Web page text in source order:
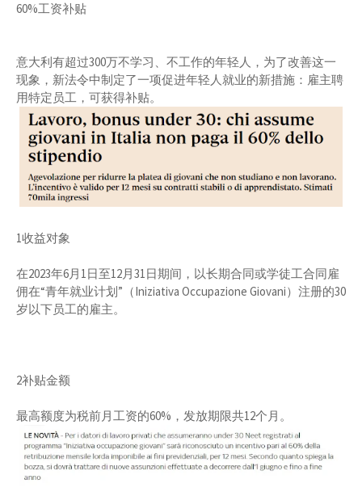
60%工资补贴
意大利有超过300万不学习、不工作的年轻人，为了改善这一
现象，新法令中制定了一项促进年轻人就业的新措施：雇主聘
用特定员工，可获得补贴。
1收益对象
在2023年6月1日至12月31日期间，以长期合同或学徒工合同雇
佣在“青年就业计划”（Iniziativa Occupazione Giovani）注册的30
岁以下员工的雇主。
2补贴金额
最高额度为税前月工资的60%，发放期限共12个月。